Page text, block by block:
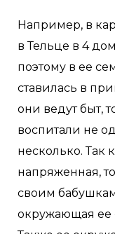
Например, в
в Тельце в 4
поэтому в ее
ставилась в
они ведут быт,
воспитали не
несколько. Так
напряженная,
своим
окружающая ее